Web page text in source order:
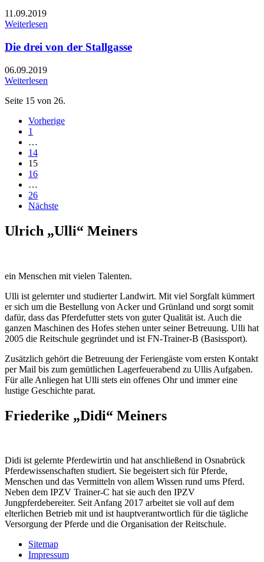
11.09.2019
Weiterlesen
Die drei von der Stallgasse
06.09.2019
Weiterlesen
Seite 15 von 26.
Vorherige
1
…
14
15
16
…
26
Nächste
Ulrich „Ulli“ Meiners
ein Menschen mit vielen Talenten.
Ulli ist gelernter und studierter Landwirt. Mit viel Sorgfalt kümmert
er sich um die Bestellung von Acker und Grünland und sorgt somit
dafür, dass das Pferdefutter stets von guter Qualität ist. Auch die
ganzen Maschinen des Hofes stehen unter seiner Betreuung. Ulli hat
2005 die Reitschule gegründet und ist FN-Trainer-B (Basissport).
Zusätzlich gehört die Betreuung der Feriengäste vom ersten Kontakt
per Mail bis zum gemütlichen Lagerfeuerabend zu Ullis Aufgaben.
Für alle Anliegen hat Ulli stets ein offenes Ohr und immer eine
lustige Geschichte parat.
Friederike „Didi“ Meiners
Didi ist gelernte Pferdewirtin und hat anschließend in Osnabrück
Pferdewissenschaften studiert. Sie begeistert sich für Pferde,
Menschen und das Vermitteln von allem Wissen rund ums Pferd.
Neben dem IPZV Trainer-C hat sie auch den IPZV
Jungpferdebereiter. Seit Anfang 2017 arbeitet sie voll auf dem
elterlichen Betrieb mit und ist hauptverantwortlich für die tägliche
Versorgung der Pferde und die Organisation der Reitschule.
Sitemap
Impressum